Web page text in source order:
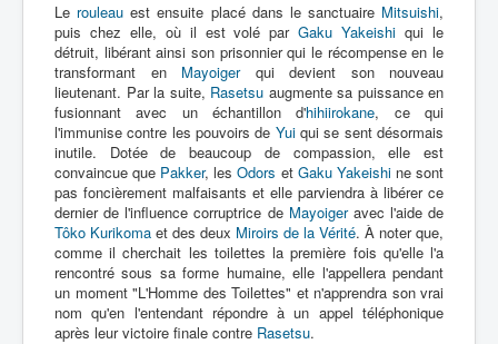
Le rouleau est ensuite placé dans le sanctuaire Mitsuishi,
puis chez elle, où il est volé parGaku Yakeishi qui le
détruit, libérant ainsi son prisonnier qui le récompense en le
transformant en Mayoigerqui devient son nouveau
lieutenant. Par la suite, Rasetsu augmente sa puissance en
fusionnant avec un échantillon d'hihiirokane, ce qui
l'immunise contre les pouvoirs de Yuiqui se sent désormais
inutile. Dotée de beaucoup de compassion, elle est
convaincue que Pakker, lesOdors et Gaku Yakeishine sont
pas foncièrement malfaisants et elle parviendra à libérer ce
dernier de l'influence corruptrice de Mayoigeravec l'aide de
Tôko Kurikoma et des deux Miroirs de la Vérité. À noter que,
comme il cherchait les toilettes la première fois qu'elle l'a
rencontré sous sa forme humaine, elle l'appellera pendant
un moment "L'Homme des Toilettes" et n'apprendra son vrai
nom qu'en l'entendant répondre à un appel téléphonique
après leur victoire finale contre Rasetsu.